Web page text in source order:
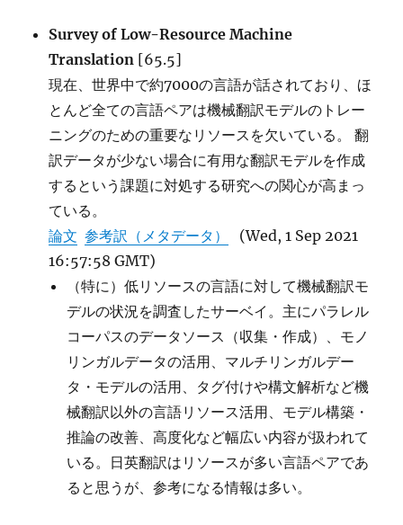
両
を
サ
ポ
ト
す
る
一
フ
レ
ム
ワ
ー
に
Survey of Low-Resource Machine
Translation [65.5]
現在、世界中で約7000の言語が話されており、ほ
とんど全ての言語ペアは機械翻訳モデルのトレー
ニングのための重要なリソースを欠いている。 翻
訳データが少ない場合に有用な翻訳モデルを作成
するという課題に対処する研究への関心が高まっ
ている。
論文 参考訳（メタデータ）
(Wed, 1 Sep 2021
16:57:58 GMT)
（特に）低リソースの言語に対して機械翻訳モ
デルの状況を調査したサーベイ。主にパラレル
コーパスのデータソース（収集・作成）、モノ
リンガルデータの活用、マルチリンガルデー
タ・モデルの活用、タグ付けや構文解析など機
械翻訳以外の言語リソース活用、モデル構築・
推論の改善、高度化など幅広い内容が扱われて
いる。日英翻訳はリソースが多い言語ペアであ
ると思うが、参考になる情報は多い。